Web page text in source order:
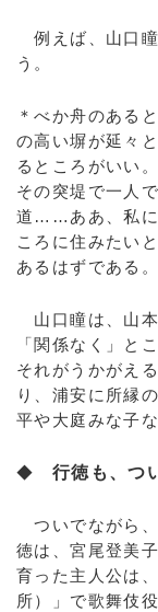
例えば、山口瞳
う。
＊べか舟のある
の高い塀が延々
るところがいい
その突堤で一人
道……ああ、私に
ころに住みたい
あるはずである
山口瞳は、山本
「関係なく」と
それがうかがえ
り、浦安に所縁
平や大庭みな子
◆ 行徳も、つ
ついでながら
徳は、宮尾登美
育った主人公は
所）」で歌舞伎